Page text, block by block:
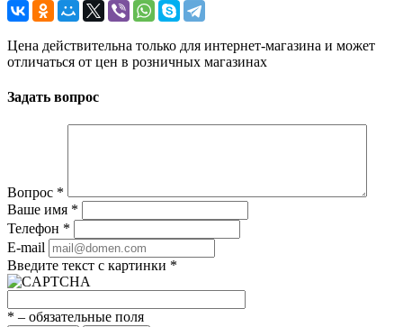
Цена действительна только для интернет-магазина и может
отличаться от цен в розничных магазинах
Задать вопрос
Вопрос *
Ваше имя *
Телефон *
E-mail
Введите текст с картинки *
* – обязательные поля